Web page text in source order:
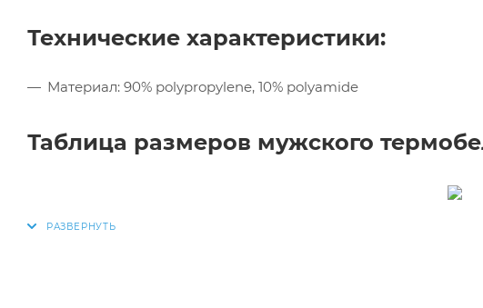
Технические характеристики:
Материал: 90% polypropylene, 10% polyamide
Таблица размеров мужского